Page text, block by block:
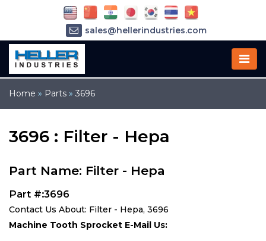
Home » Parts » 3696
3696 : Filter - Hepa
Part Name: Filter - Hepa
Part #:3696
Contact Us About: Filter - Hepa, 3696
Machine Tooth Sprocket E-Mail Us:
sales@hellerindustries.com
service@hellerindustries.com